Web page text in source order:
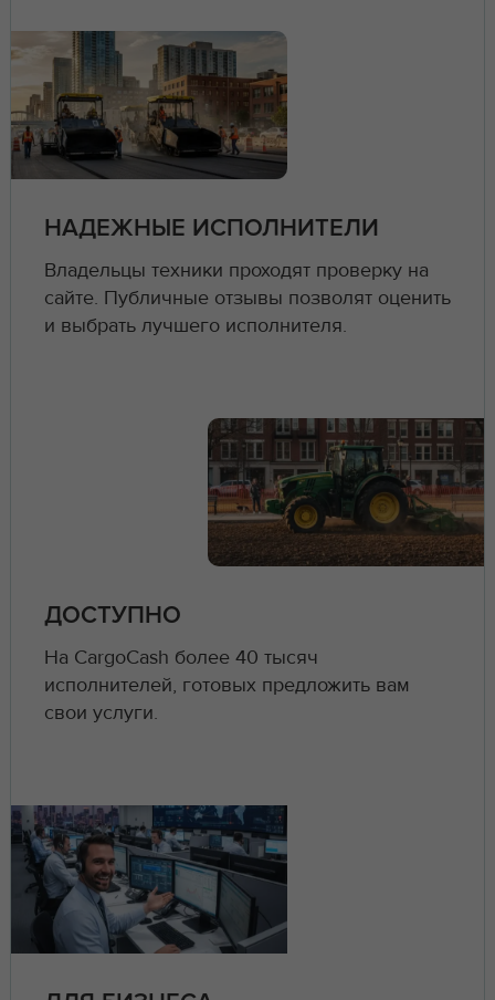
НАДЕЖНЫЕ ИСПОЛНИТЕЛИ
Владельцы техники проходят проверку на
сайте. Публичные отзывы позволят оценить
и выбрать лучшего исполнителя.
ДОСТУПНО
На CargoCash более 40 тысяч
исполнителей, готовых предложить вам
свои услуги.